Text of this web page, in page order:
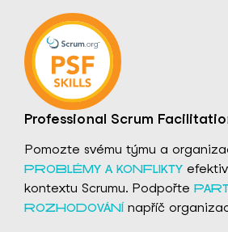
Professional Scrum
Pomozte svému týmu a
PROBLÉMY A KONFLIKTY
kontextu Scrumu. Podpořte
ROZHODOVÁNÍ napříč